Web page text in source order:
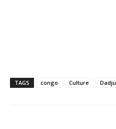
TAGS congo Culture Dadju